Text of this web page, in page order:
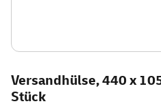
Versandhülse, 440 x
Stück